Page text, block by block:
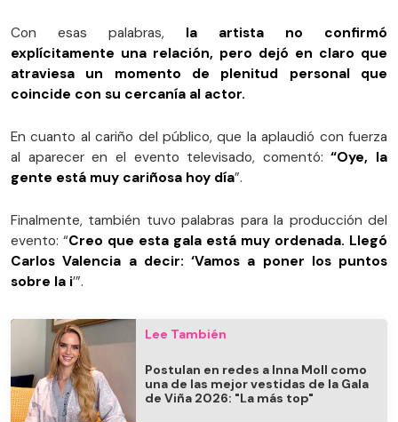
Con esas palabras, la artista no confirmó
explícitamente una relación, pero dejó en claro que
atraviesa un momento de plenitud personal que
coincide con su cercanía al actor.
En cuanto al cariño del público, que la aplaudió con fuerza
al aparecer en el evento televisado, comentó: “Oye, la
gente está muy cariñosa hoy día”.
Finalmente, también tuvo palabras para la producción del
evento: “Creo que esta gala está muy ordenada. Llegó
Carlos Valencia a decir: ‘Vamos a poner los puntos
sobre la i’”.
Lee También
Postulan en redes a Inna Moll como
una de las mejor vestidas de la Gala
de Viña 2026: "La más top"